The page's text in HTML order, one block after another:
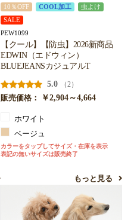
10％OFF COOL加工
虫よけ
SALE
PEW1099
【クール】【防虫】2026新商品
EDWIN（エドウィン）
BLUEJEANSカジュアルT
5.0
（2）
販売価格：
￥2,904～4,664
ホワイト
ベージュ
カラーをタップしてサイズ・在庫を表示
表記の無いサイズは販売終了
もっと見る